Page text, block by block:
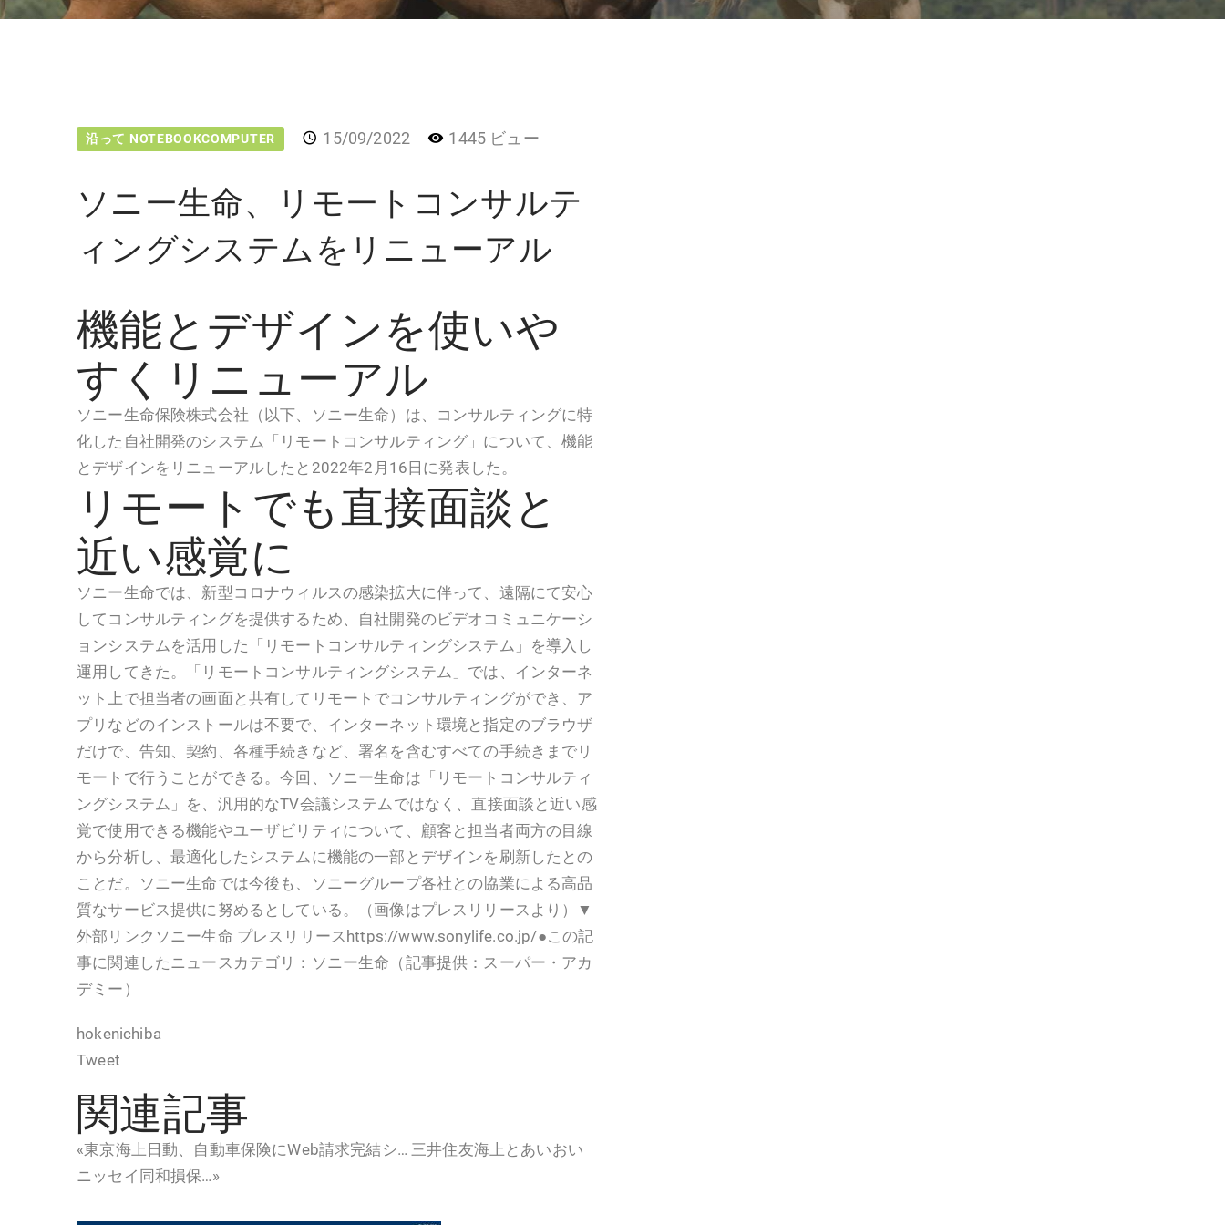
沿って NOTEBOOKCOMPUTER 15/09/2022 1445 ビュー
ソニー生命、リモートコンサルテ
ィングシステムをリニューアル
機能とデザインを使いや
すくリニューアル
ソニー生命保険株式会社（以下、ソニー生命）は、コンサルティングに特
化した自社開発のシステム「リモートコンサルティング」について、機能
とデザインをリニューアルしたと2022年2月16日に発表した。
リモートでも直接面談と
近い感覚に
ソニー生命では、新型コロナウィルスの感染拡大に伴って、遠隔にて安心
してコンサルティングを提供するため、自社開発のビデオコミュニケーシ
ョンシステムを活用した「リモートコンサルティングシステム」を導入し
運用してきた。「リモートコンサルティングシステム」では、インターネ
ット上で担当者の画面と共有してリモートでコンサルティングができ、ア
プリなどのインストールは不要で、インターネット環境と指定のブラウザ
だけで、告知、契約、各種手続きなど、署名を含むすべての手続きまでリ
モートで行うことができる。今回、ソニー生命は「リモートコンサルティ
ングシステム」を、汎用的なTV会議システムではなく、直接面談と近い感
覚で使用できる機能やユーザビリティについて、顧客と担当者両方の目線
から分析し、最適化したシステムに機能の一部とデザインを刷新したとの
ことだ。ソニー生命では今後も、ソニーグループ各社との協業による高品
質なサービス提供に努めるとしている。（画像はプレスリリースより）▼
外部リンクソニー生命 プレスリリースhttps://www.sonylife.co.jp/●この記
事に関連したニュースカテゴリ：ソニー生命（記事提供：スーパー・アカ
デミー）
hokenichiba
Tweet
関連記事
«東京海上日動、自動車保険にWeb請求完結シ… 三井住友海上とあいおい
ニッセイ同和損保…»